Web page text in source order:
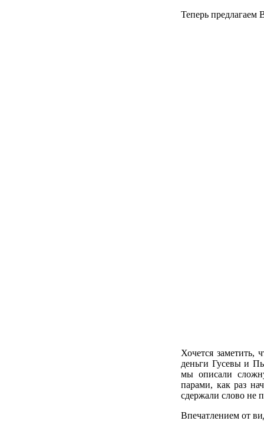
Теперь предлагаем
Хочется заметить,
деньги Гусевы и
мы описали
парами, как раз
сдержали слово не
Впечатлением от